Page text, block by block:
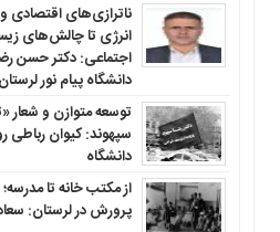
ناترازی‌های اقتصادی
انرژی تا چالش‌های
اجتماعی: دکتر حسن
دانشگاه پیام نور لرستان
توسعه متوازن و شعار
سپهوند: کیوان رباطی
دانشگاه
از مکتب خانه تا
پرورش در لرستان: